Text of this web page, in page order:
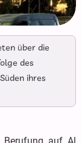
über die
des
ihres